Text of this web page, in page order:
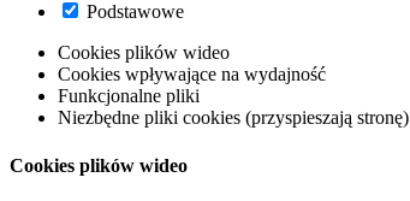
Podstawowe
Cookies plików wideo
Cookies wpływające na wydajność
Funkcjonalne pliki
Niezbędne pliki cookies (przyspieszają stronę)
Cookies plików wideo